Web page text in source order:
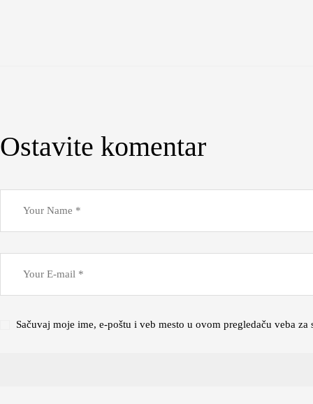
Ostavite komentar
Sačuvaj moje ime, e-poštu i veb mesto u ovom pregledaču veba za